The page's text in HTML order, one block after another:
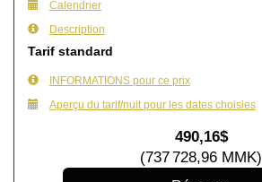
Calendrier
Description
Tarif standard
INFORMATIONS pour ce prix
Aperçu du tarif/nuit pour les dates choisies
490,16$
(737 728,96 MMK)